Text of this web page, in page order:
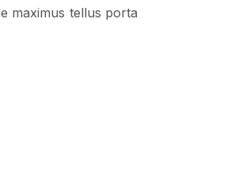
maximus tellus porta